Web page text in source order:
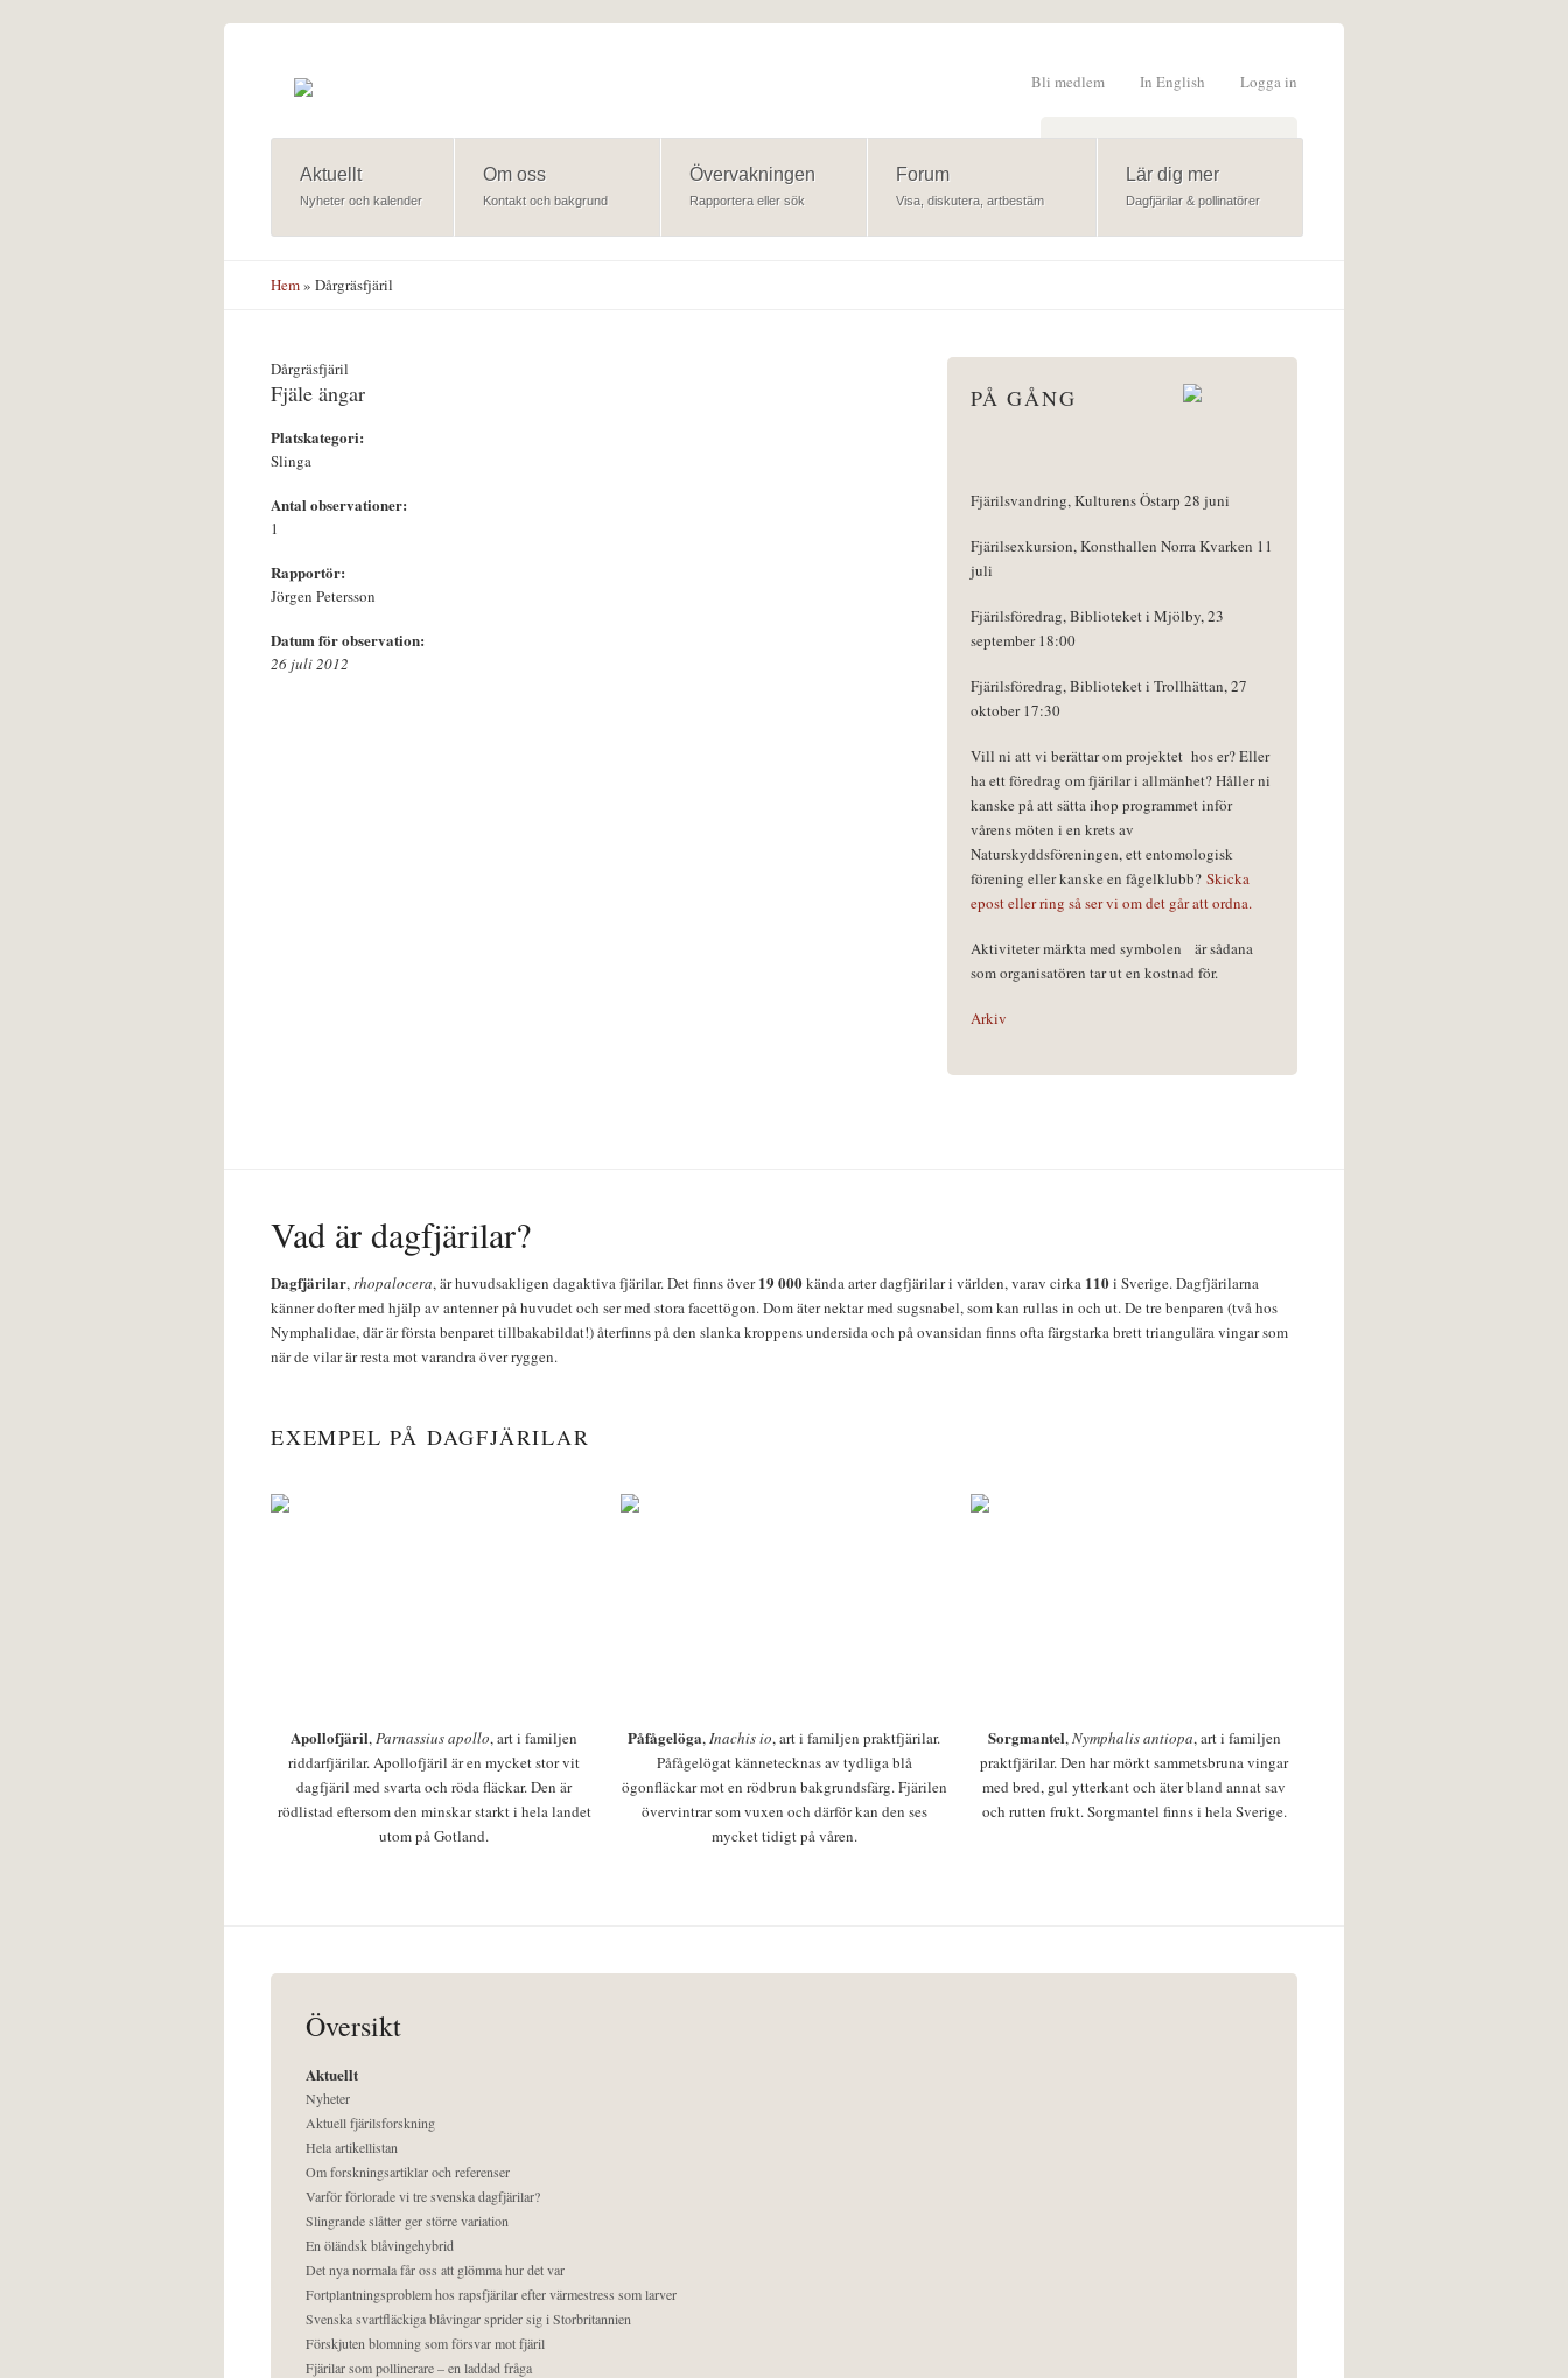
Logga in
In English
Bli medlem
Sökformulär
Aktuellt
Nyheter och kalender
Om oss
Kontakt och bakgrund
Övervakningen
Rapportera eller sök
Forum
Visa, diskutera, artbestäm
Lär dig mer
Dagfjärilar & pollinatörer
Hem» Dårgräsfjäril
Dårgräsfjäril
Fjäle ängar
Platskategori:
Slinga
Antal observationer:
1
Rapportör:
Jörgen Petersson
Datum för observation:
26 juli 2012
PÅ GÅNG
Fjärilsvandring, Kulturens Östarp 28 juni
Fjärilsexkursion, Konsthallen Norra Kvarken 11
juli
Fjärilsföredrag, Biblioteket i Mjölby, 23
september 18:00
Fjärilsföredrag, Biblioteket i Trollhättan, 27
oktober 17:30
Vill ni att vi berättar om projektet hos er? Eller
ha ett föredrag om fjärilar i allmänhet? Håller ni
kanske på att sätta ihop programmet inför
vårens möten i en krets av
Naturskyddsföreningen, ett entomologisk
förening eller kanske en fågelklubb? Skicka
epost eller ring så ser vi om det går att ordna.
Aktiviteter märkta med symbolen
är sådana
som organisatören tar ut en kostnad för.
Arkiv
Vad är dagfjärilar?
Dagfjärilar,rhopalocera, är huvudsakligen dagaktiva fjärilar. Det finns över19 000kända arter dagfjärilar i världen, varav cirka 110i Sverige. Dagfjärilarna
känner dofter med hjälp av antenner på huvudet och ser med stora facettögon. Dom äter nektar med sugsnabel, som kan rullas in och ut. De tre benparen (två hos
Nymphalidae, där är första benparet tillbakabildat!) återfinns på den slanka kroppens undersida och på ovansidan finns ofta färgstarka brett triangulära vingar som
när de vilar är resta mot varandra över ryggen.
EXEMPEL PÅ DAGFJÄRILAR
Apollofjäril,Parnassius apollo, art i familjen
riddarfjärilar. Apollofjäril är en mycket stor vit
dagfjäril med svarta och röda fläckar. Den är
rödlistad eftersom den minskar starkt i hela landet
utom på Gotland.
Påfågelöga,Inachis io, art i familjen praktfjärilar.
Påfågelögat kännetecknas av tydliga blå
ögonfläckar mot en rödbrun bakgrundsfärg. Fjärilen
övervintrar som vuxen och därför kan den ses
mycket tidigt på våren.
Sorgmantel,Nymphalis antiopa, art i familjen
praktfjärilar. Den har mörkt sammetsbruna vingar
med bred, gul ytterkant och äter bland annat sav
och rutten frukt. Sorgmantel finns i hela Sverige.
Översikt
Aktuellt
Nyheter
Aktuell fjärilsforskning
Hela artikellistan
Om forskningsartiklar och referenser
Varför förlorade vi tre svenska dagfjärilar?
Slingrande slåtter ger större variation
En öländsk blåvingehybrid
Det nya normala får oss att glömma hur det var
Fortplantningsproblem hos rapsfjärilar efter värmestress som larver
Svenska svartfläckiga blåvingar sprider sig i Storbritannien
Förskjuten blomning som försvar mot fjäril
Fjärilar som pollinerare – en laddad fråga